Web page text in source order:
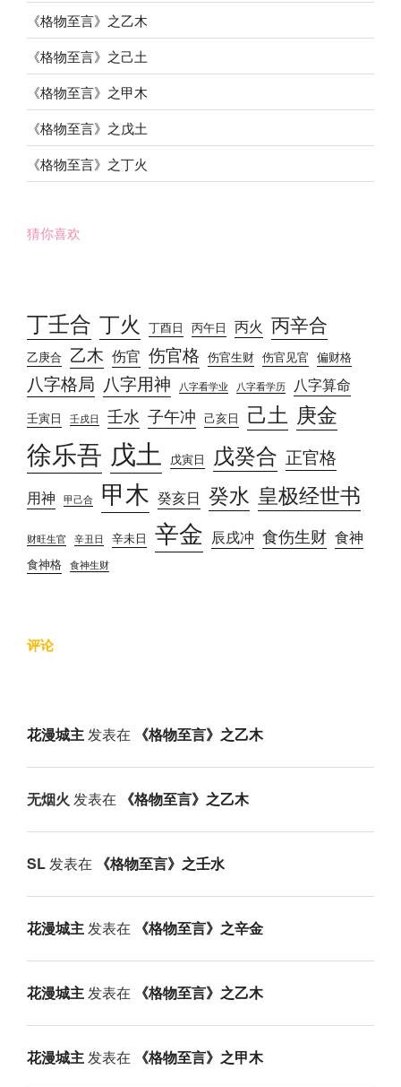
《格物至言》之乙木
《格物至言》之己土
《格物至言》之甲木
《格物至言》之戊土
《格物至言》之丁火
猜你喜欢
丁壬合 丁火 丁酉日 丙午日 丙火 丙辛合
乙庚合 乙木 伤官 伤官格 伤官生财 伤官见官 偏财格
八字格局 八字用神 八字看学业 八字看学历 八字算命
壬寅日 壬戌日 壬水 子午冲 己亥日 己土 庚金
徐乐吾 戊土 戊寅日 戊癸合 正官格
用神 甲己合 甲木 癸亥日 癸水 皇极经世书
财旺生官 辛丑日 辛未日 辛金 辰戌冲 食伤生财 食神
食神格 食神生财
评论
花漫城主发表在 《格物至言》之乙木
无烟火 发表在 《格物至言》之乙木
SL发表在 《格物至言》之壬水
花漫城主发表在 《格物至言》之辛金
花漫城主发表在 《格物至言》之乙木
花漫城主发表在 《格物至言》之甲木